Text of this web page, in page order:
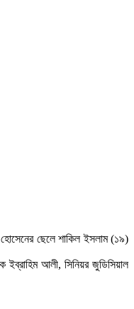
ছেলে শাকিল ইসলাম (১৯)
আলী, সিনিয়র জুডিসিয়াল